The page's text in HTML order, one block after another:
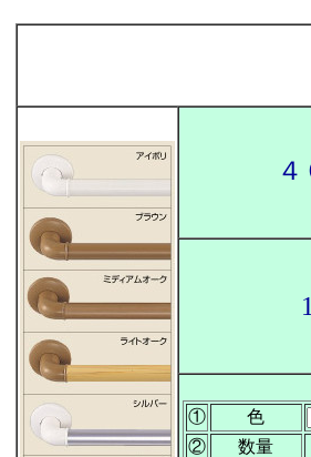
①
色
②
数量